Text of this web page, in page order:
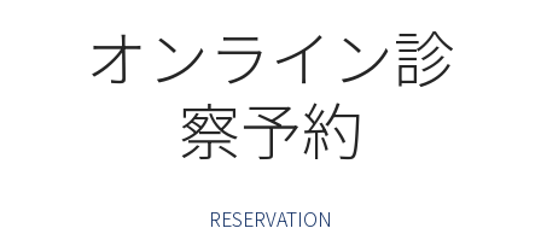
オンライン診
察予約
RESERVATION